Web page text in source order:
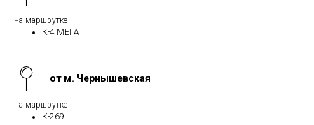
на маршрутке
К-4 МЕГА
от м. Чернышевская
на маршрутке
К-269